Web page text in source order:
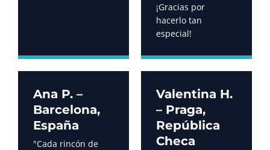
¡Gracias por
hacerlo tan
especial!
Ana P. –
Barcelona,
España
"Cada rincón de
Valentina H.
– Praga,
República
Checa